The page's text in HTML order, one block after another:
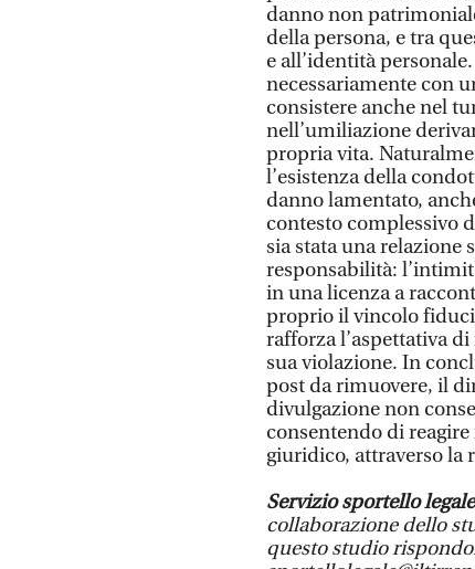
danno non
della persona, e tra
e all’identità
necessariamente con
consistere anche nel
nell’umiliazione
propria vita.
l’esistenza della
danno lamentato,
contesto complessivo
sia stata una relazione
responsabilità:
in una licenza a
proprio il vincolo
rafforza l’aspettativa
sua violazione. In
post da rimuovere, il
divulgazione non
consentendo di
giuridico, attraverso la
Servizio sportello
collaborazione dello
questo studio